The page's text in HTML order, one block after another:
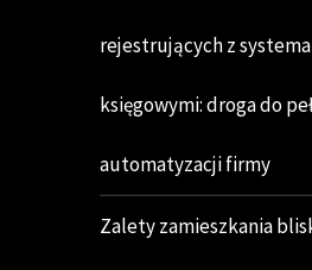
rejestrujących z
księgowymi: droga do
automatyzacji firmy
Zalety zamieszkania